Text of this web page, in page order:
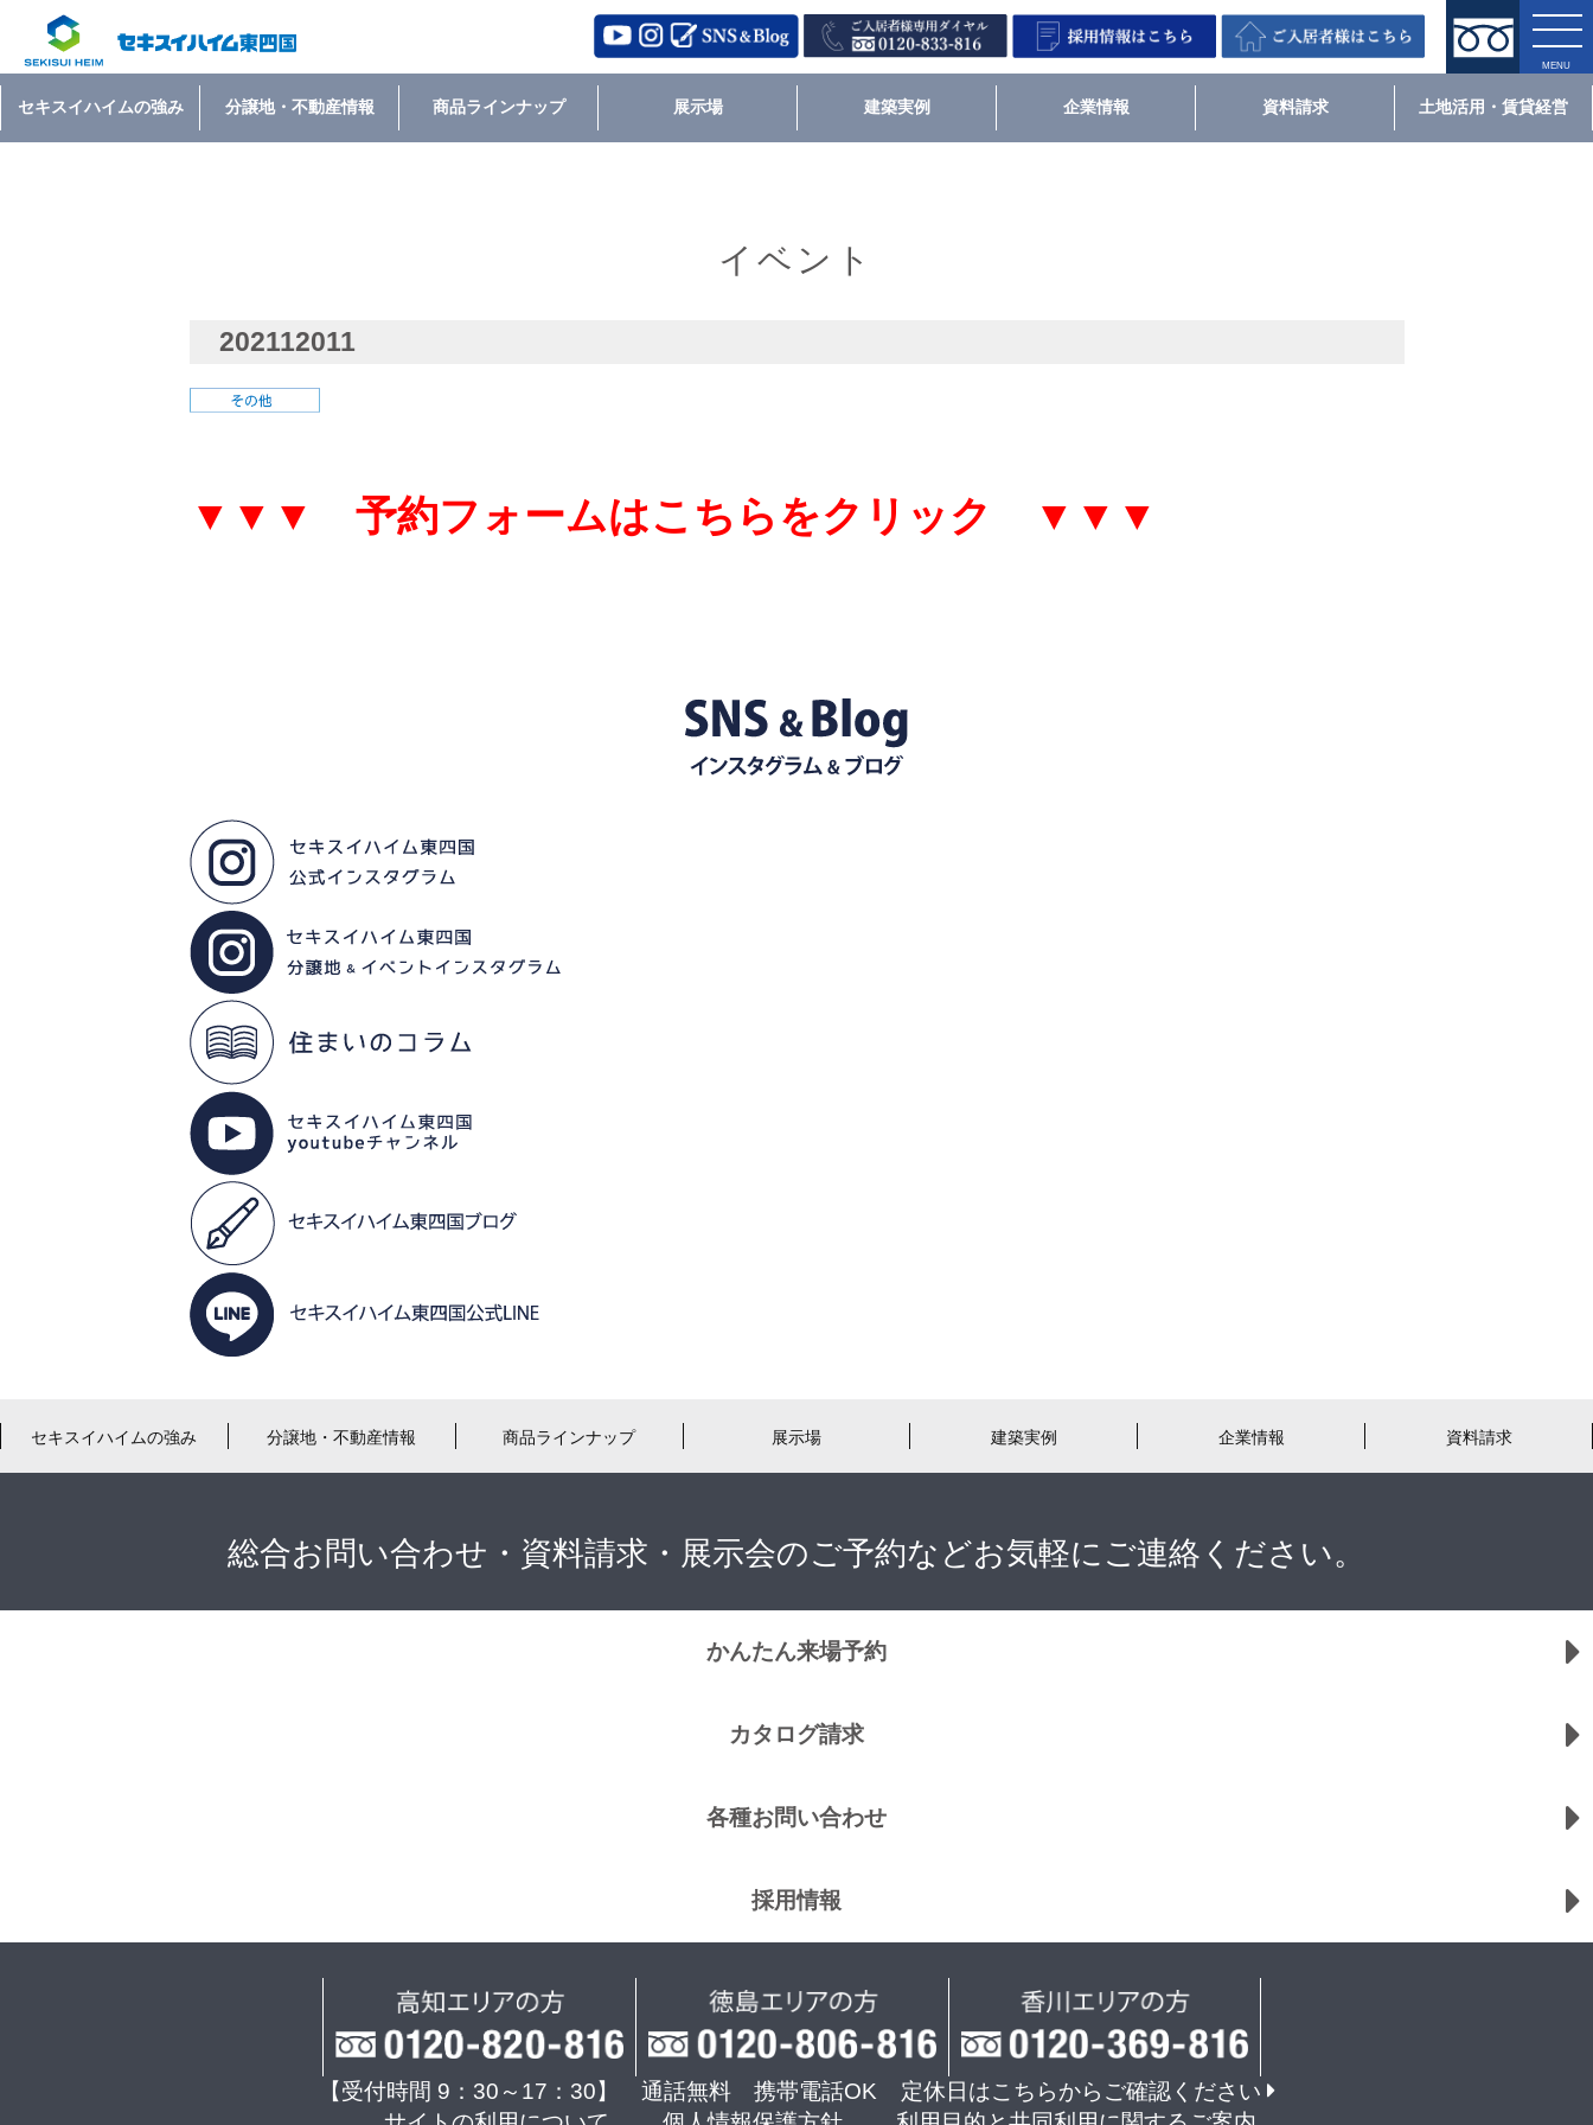
セキスイハイムの強み 分譲地・不動産情報 商品ラインナップ 展示場 建築実例 企業情報 資料請求 土地活用・賃貸経営
イベント
202112011
▼▼▼ 予約フォームはこちらをクリック ▼▼▼
セキスイハイムの強み 分譲地・不動産情報 商品ラインナップ 展示場 建築実例 企業情報 資料請求
総合お問い合わせ・資料請求・展示会のご予約などお気軽にご連絡ください。
かんたん来場予約
カタログ請求
各種お問い合わせ
採用情報
【受付時間 9：30～17：30】 通話無料 携帯電話OK
定休日はこちらからご確認ください